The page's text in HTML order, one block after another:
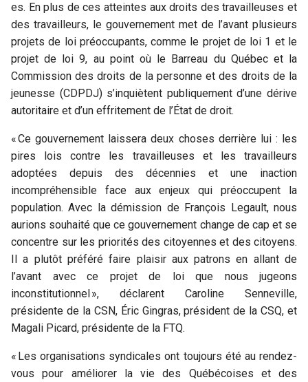
es. En plus de ces atteintes aux droits des travailleuses et
des travailleurs, le gouvernement met de l’avant plusieurs
projets de loi préoccupants, comme le projet de loi 1 et le
projet de loi 9, au point où le Barreau du Québec et la
Commission des droits de la personne et des droits de la
jeunesse (CDPDJ) s’inquiètent publiquement d’une dérive
autoritaire et d’un effritement de l’État de droit.
« Ce gouvernement laissera deux choses derrière lui : les
pires lois contre les travailleuses et les travailleurs
adoptées depuis des décennies et une inaction
incompréhensible face aux enjeux qui préoccupent la
population. Avec la démission de François Legault, nous
aurions souhaité que ce gouvernement change de cap et se
concentre sur les priorités des citoyennes et des citoyens.
Il a plutôt préféré faire plaisir aux patrons en allant de
l’avant avec ce projet de loi que nous jugeons
inconstitutionnel », déclarent Caroline Senneville,
présidente de la CSN, Éric Gingras, président de la CSQ, et
Magali Picard, présidente de la FTQ.
« Les organisations syndicales ont toujours été au rendez-
vous pour améliorer la vie des Québécoises et des